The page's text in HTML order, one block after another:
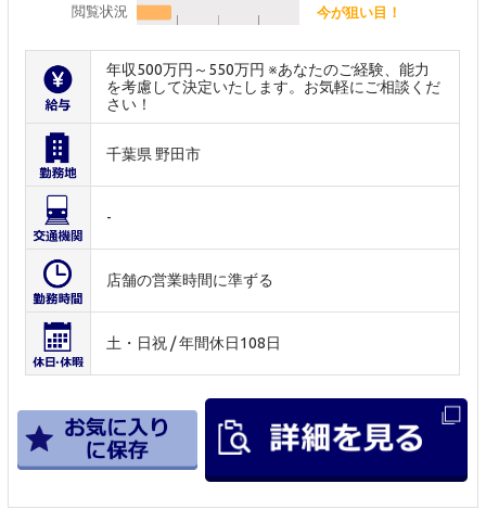
閲覧状況 今が狙い目！
年収500万円～550万円 ※あなたのご経験、能力
を考慮して決定いたします。お気軽にご相談くだ
さい！
千葉県 野田市
-
店舗の営業時間に準ずる
土・日祝 / 年間休日108日